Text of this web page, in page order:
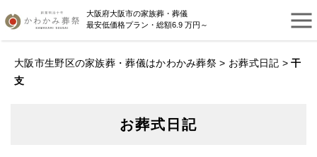
大阪府大阪市の家族葬・葬儀
最安低価格プラン・総額6.9 万円～
大阪市生野区の家族葬・葬儀はかわかみ葬祭 > お葬式日記 >干
支
お葬式日記